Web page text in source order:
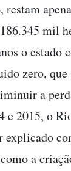
restam
mil
o estado
zero,
a
e 2015, o
explicado
a